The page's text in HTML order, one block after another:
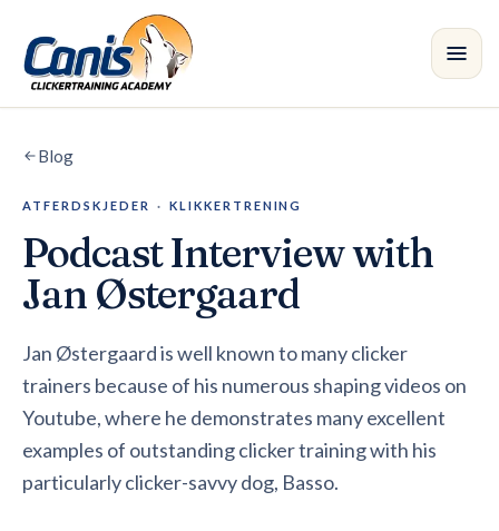
Skip to main content
Courses
Instructors
Blog •
Blog
ATFERDSKJEDER · KLIKKERTRENING
Podcast Interview with
Jan Østergaard
Jan Østergaard is well known to many clicker
trainers because of his numerous shaping videos on
Youtube, where he demonstrates many excellent
examples of outstanding clicker training with his
particularly clicker-savvy dog, Basso.